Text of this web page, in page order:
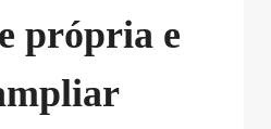
própria e